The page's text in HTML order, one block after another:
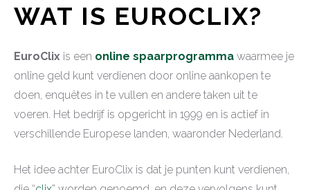
WAT IS EUROCLIX?
EuroClix is een online spaarprogramma waarmee je
online geld kunt verdienen door online aankopen te
doen, enquêtes in te vullen en andere taken uit te
voeren. Het bedrijf is opgericht in 1999 en is actief in
verschillende Europese landen, waaronder Nederland.
Het idee achter EuroClix is dat je punten kunt verdienen,